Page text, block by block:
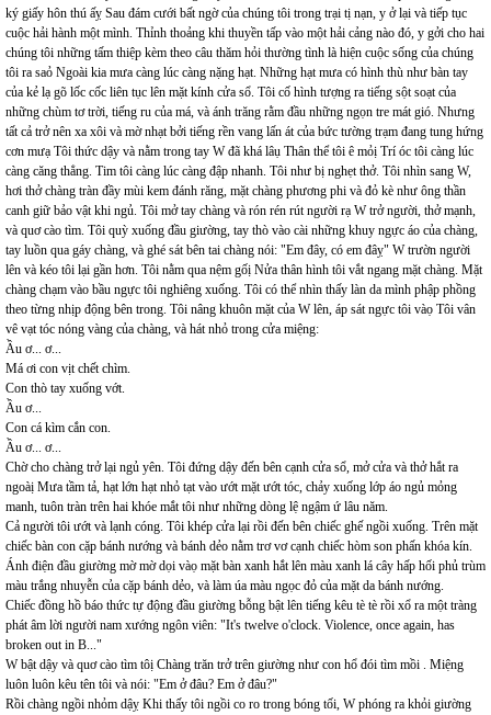
ký giấy hôn thú ấỵ Sau đám cưới bất ngờ của chúng tôi trong trại tị nạn, y ở lại và tiếp tục
cuộc hải hành một mình. Thỉnh thoảng khi thuyền tấp vào một hải cảng nào đó, y gởi cho hai
chúng tôi những tấm thiệp kèm theo câu thăm hỏi thường tình là hiện cuộc sống của chúng
tôi ra saỏ Ngoài kia mưa càng lúc càng nặng hạt. Những hạt mưa có hình thù như bàn tay
của kẻ lạ gõ lốc cốc liên tục lên mặt kính cửa sổ. Tôi cố hình tượng ra tiếng sột soạt của
những chùm tơ trời, tiếng ru của má, và ánh trăng rằm đầu những ngọn tre mát gió. Nhưng
tất cả trở nên xa xôi và mờ nhạt bởi tiếng rền vang lấn át của bức tường trạm đang tung hứng
cơn mưạ Tôi thức dậy và nằm trong tay W đã khá lâụ Thân thể tôi ê mỏị Trí óc tôi càng lúc
càng căng thẳng. Tim tôi càng lúc càng đập nhanh. Tôi như bị nghẹt thở. Tôi nhìn sang W,
hơi thở chàng tràn đầy mùi kem đánh răng, mặt chàng phương phi và đỏ kè như ông thần
canh giữ bảo vật khi ngủ. Tôi mở tay chàng và rón rén rút người rạ W trở người, thở mạnh,
và quơ cào tìm. Tôi quỳ xuống đầu giường, tay thò vào cài những khuy ngực áo của chàng,
tay luồn qua gáy chàng, và ghé sát bên tai chàng nói: "Em đây, có em đâỵ" W trườn người
lên và kéo tôi lại gần hơn. Tôi nằm qua nệm gốị Nửa thân hình tôi vắt ngang mặt chàng. Mặt
chàng chạm vào bầu ngực tôi nghiêng xuống. Tôi có thể nhìn thấy làn da mình phập phồng
theo từng nhịp động bên trong. Tôi nâng khuôn mặt của W lên, áp sát ngực tôi vàọ Tôi vân
vê vạt tóc nóng vàng của chàng, và hát nhỏ trong cửa miệng:
Ầu ơ... ơ...
Má ơi con vịt chết chìm.
Con thò tay xuống vớt.
Ầu ơ...
Con cá kìm cắn con.
Ầu ơ... ơ...
Chờ cho chàng trở lại ngủ yên. Tôi đứng dậy đến bên cạnh cửa sổ, mở cửa và thở hắt ra
ngoàị Mưa tầm tả, hạt lớn hạt nhỏ tạt vào ướt mặt ướt tóc, chảy xuống lớp áo ngủ mỏng
manh, tuôn tràn trên hai khóe mắt tôi như những dòng lệ ngậm ứ lâu năm.
Cả người tôi ướt và lạnh cóng. Tôi khép cửa lại rồi đến bên chiếc ghế ngồi xuống. Trên mặt
chiếc bàn con cặp bánh nướng và bánh dẻo nằm trơ vơ cạnh chiếc hòm son phấn khóa kín.
Ánh điện đầu giường mờ mờ dọi vàọ mặt bàn xanh hắt lên màu xanh lá cây hấp hối phủ trùm
màu trắng nhuyễn của cặp bánh dẻo, và làm úa màu ngọc đỏ của mặt da bánh nướng.
Chiếc đồng hồ báo thức tự động đầu giường bỗng bật lên tiếng kêu tè tè rồi xổ ra một tràng
phát âm lời người nam xướng ngôn viên: "It's twelve o'clock. Violence, once again, has
broken out in B..."
W bật dậy và quơ cào tìm tôị Chàng trăn trở trên giường như con hổ đói tìm mồi . Miệng
luôn luôn kêu tên tôi và nói: "Em ở đâu? Em ở đâu?"
Rồi chàng ngồi nhỏm dậỵ Khi thấy tôi ngồi co ro trong bóng tối, W phóng ra khỏi giường